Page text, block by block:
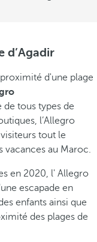
d’Agadir
proximité d'une plage
de tous types de
l’Allegro
tout le
vacances au Maroc.
en 2020, l' Allegro
escapade en
enfants ainsi que
des plages de